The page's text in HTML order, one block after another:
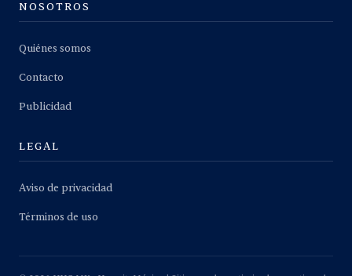
NOSOTROS
Quiénes somos
Contacto
Publicidad
LEGAL
Aviso de privacidad
Términos de uso